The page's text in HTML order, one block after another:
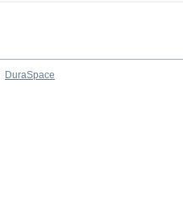
DuraSpace